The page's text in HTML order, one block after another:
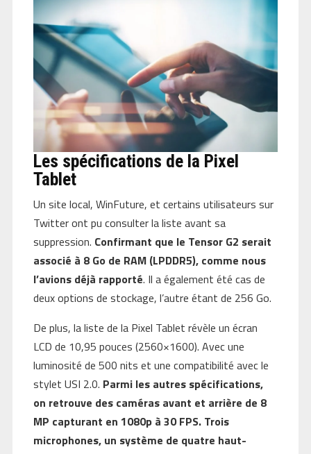
Les spécifications de la Pixel
Tablet
Un site local, WinFuture, et certains utilisateurs sur
Twitter ont pu consulter la liste avant sa
suppression. Confirmant que le Tensor G2 serait
associé à 8 Go de RAM (LPDDR5), comme nous
l’avions déjà rapporté. Il a également été cas de
deux options de stockage, l’autre étant de 256 Go.
De plus, la liste de la Pixel Tablet révèle un écran
LCD de 10,95 pouces (2560×1600). Avec une
luminosité de 500 nits et une compatibilité avec le
stylet USI 2.0. Parmi les autres spécifications,
on retrouve des caméras avant et arrière de 8
MP capturant en 1080p à 30 FPS. Trois
microphones, un système de quatre haut-